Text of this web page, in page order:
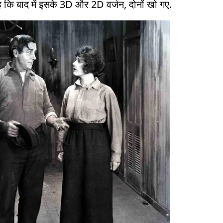
बाद में इसके 3D और 2D वर्जन, दोनों खो गए.